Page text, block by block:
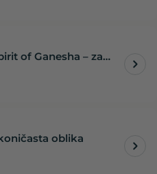
of Ganesha – za
in
oblika